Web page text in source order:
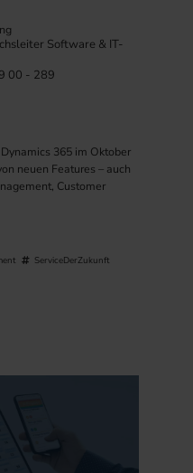
Software & IT-
00 - 289
365 im Oktober
neuen Features – auch
Customer
ServiceDerZukunft